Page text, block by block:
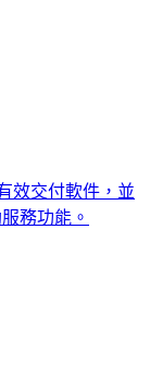
效交付軟件，並
務功能。